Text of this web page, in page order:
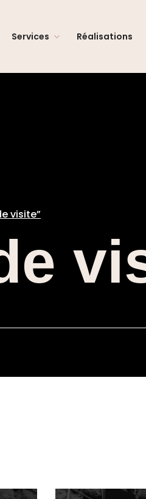
Services Réalisations
visite”